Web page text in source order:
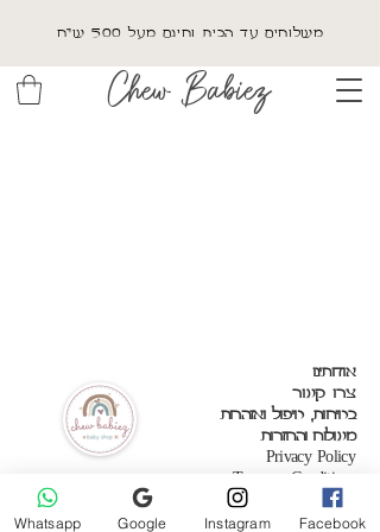
משלוחים עד הבית וחינם מעל 500 ש"ח
Chew Babiez
אודותינו
צרו קשר
בטיחות, טיפול ואזהרות
משלוח והחזרות
Privacy Policy
Terms & Conditions
Whatsapp Google Instagram Facebook